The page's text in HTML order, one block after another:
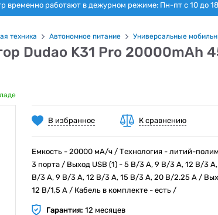
работают в дежурном режиме: Пн-пт с 10 до 18.
техника Автономное питание Универсальные
Dudao K31 Pro 20000mAh
В избранное К сравнению
Емкость - 20000 мА/ч / Технология - литий-
3 порта / Выход USB (1) - 5 В/3 А, 9 В/3 А, 12 В/3
В/3 А, 9 В/3 А, 12 В/3 А, 15 В/3 А, 20 В/2.25 А /
12 В/1,5 А / Кабель в комплекте - есть /
Гарантия: 12 месяцев